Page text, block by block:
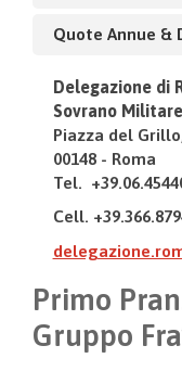
Quote Annue &
Delegazione di
Sovrano
Piazza del
00148 - Roma
Tel.
Cell.
Primo
Gruppo